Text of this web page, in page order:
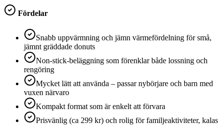
Fördelar
Snabb uppvärmning och jämn värmefördelning för små,
jämnt gräddade donuts
Non-stick-beläggning som förenklar både lossning och
rengöring
Mycket lätt att använda – passar nybörjare och barn med
vuxen närvaro
Kompakt format som är enkelt att förvara
Prisvänlig (ca 299 kr) och rolig för familjeaktiviteter, kalas